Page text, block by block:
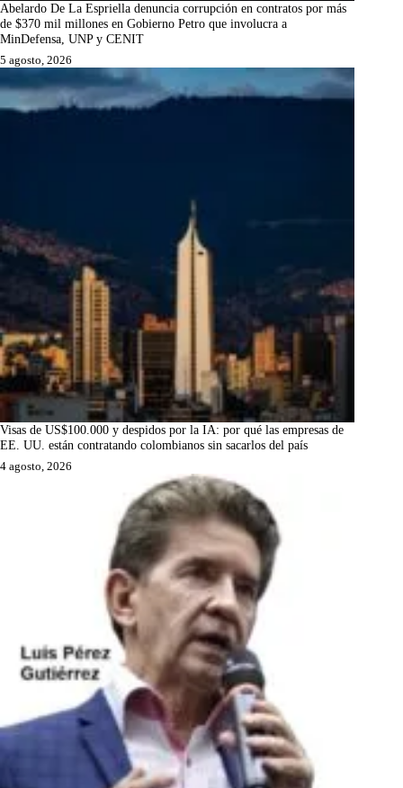
Abelardo De La Espriella denuncia corrupción en contratos por más
de $370 mil millones en Gobierno Petro que involucra a
MinDefensa, UNP y CENIT
5 agosto, 2026
Visas de US$100.000 y despidos por la IA: por qué las empresas de
EE. UU. están contratando colombianos sin sacarlos del país
4 agosto, 2026